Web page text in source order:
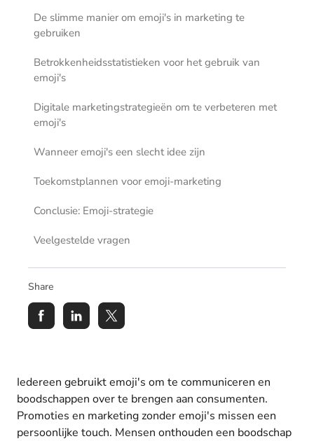
De slimme manier om emoji's in marketing te
gebruiken
Betrokkenheidsstatistieken voor het gebruik van
emoji's
Digitale marketingstrategieën om te verbeteren met
emoji's
Wanneer emoji's een slecht idee zijn
Toekomstplannen voor emoji-marketing
Conclusie: Emoji-strategie
Veelgestelde vragen
Share
Iedereen gebruikt emoji's om te communiceren en
boodschappen over te brengen aan consumenten.
Promoties en marketing zonder emoji's missen een
persoonlijke touch. Mensen onthouden een boodschap